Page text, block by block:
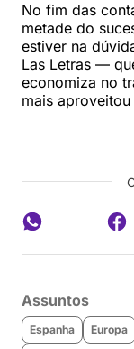
No fim das
metade do
estiver na
Las Letras —
economiza no
mais
Assuntos
Espanha Europa